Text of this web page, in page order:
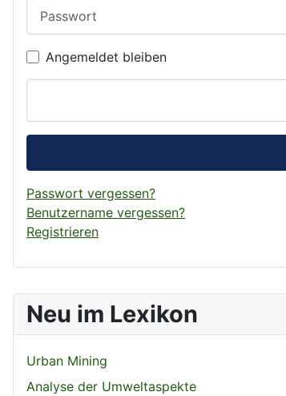
Neu im Lexikon
Urban Mining
Analyse der Umweltaspekte
Angemeldet bleiben
Passwort vergessen?
Benutzername vergessen?
Registrieren